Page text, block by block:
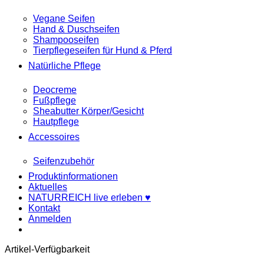
Vegane Seifen
Hand & Duschseifen
Shampooseifen
Tierpflegeseifen für Hund & Pferd
Natürliche Pflege
Deocreme
Fußpflege
Sheabutter Körper/Gesicht
Hautpflege
Accessoires
Seifenzubehör
Produktinformationen
Aktuelles
NATURREICH live erleben ♥
Kontakt
Anmelden
Artikel-Verfügbarkeit